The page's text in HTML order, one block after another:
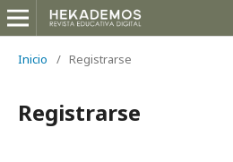
Inicio / Registrarse
Registrarse